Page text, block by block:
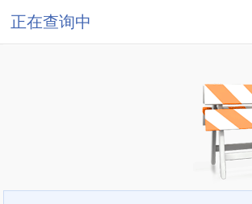
正在查询中